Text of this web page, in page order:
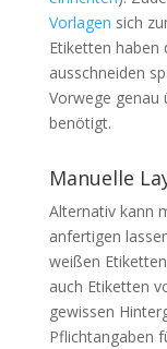
Vorlagen sich
Etiketten haben
ausschneiden
Vorwege genau
benötigt.
Manuelle
Alternativ kann
anfertigen
weißen
auch Etiketten
gewissen
Pflichtangaben